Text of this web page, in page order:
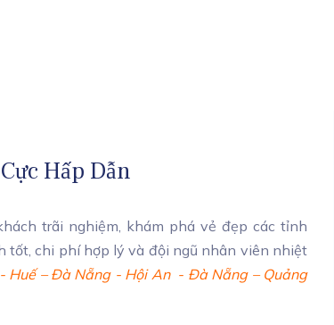
Hấp Dẫn
trãi nghiệm, khám phá vẻ đẹp các tỉnh
tốt, chi phí hợp lý và đội ngũ nhân viên nhiệt
– Đà Nẵng - Hội An - Đà Nẵng – Quảng